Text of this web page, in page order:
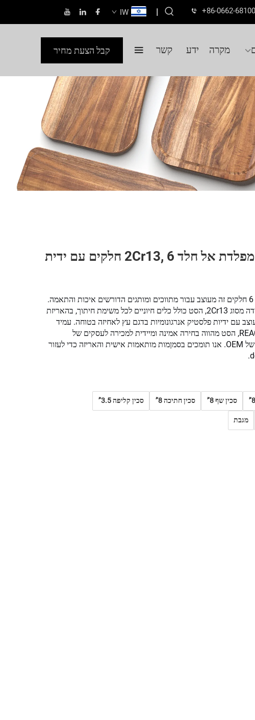
+86-0662-
|
IW
מקרה ידע קשר קבל הצעת מחיר
סט סכיני מטבח מפלדת אל חלד 2Cr13, 6 חלקים עם ידית
סט סכיני מטבח מקצועי בן 6 חלקים זה מעוצב עבור מתווכים ומותגים הדורשים איכות והתאמה.
עשויה מפלדת אל חלד עמידה מסוג 2Cr13, הסט כולל כלים חיוניים לכל משימת חיתוך, בהאריזת
עם ידיות פלסטיק אנרגונומיות בדגם עץ לאחיזה בטוחה. עמיד
בתקנים FDA, LFGB ו-REACH, הסט מהווה בחירה אמינה ומיידית למכירה לעסקים של
Amazon FBA ולשותפים של OEM. אנו תומכים בסמןמות מותאמות אישית והאריזה כדי לעזור
סכין שף 8‘’ סכין חתיכה 8‘’ סכין קליפה 3.5‘’
מגבת